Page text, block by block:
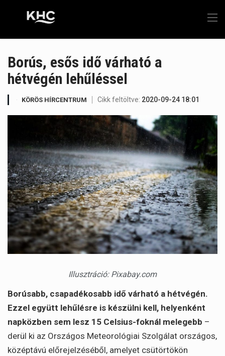
Borús, esős idő várható a
hétvégén lehűléssel
KÖRÖS HÍRCENTRUM Cikk feltöltve: 2020-09-24 18:01
Illusztráció: Pixabay.com
Borúsabb, csapadékosabb idő várható a hétvégén.
Ezzel együtt lehűlésre is készülni kell, helyenként
napközben sem lesz 15 Celsius-foknál melegebb –
derül ki az Országos Meteorológiai Szolgálat országos,
középtávú előrejelzéséből, amelyet csütörtökön